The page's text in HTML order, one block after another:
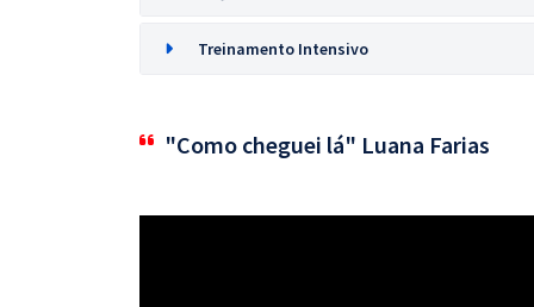
Treinamento Intensivo
"Como cheguei lá" Luana Farias